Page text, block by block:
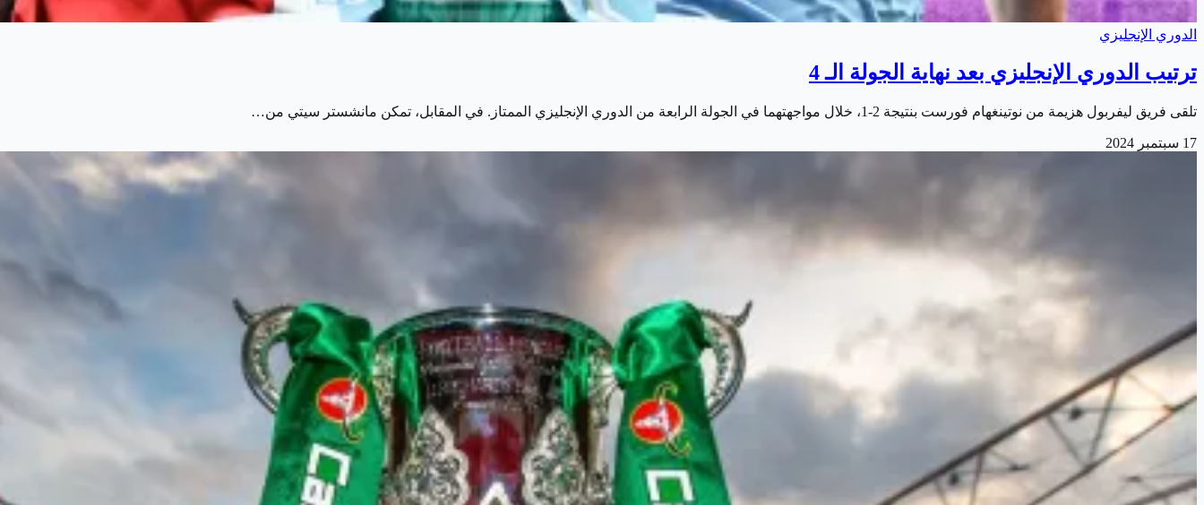
الدوري الإنجليزي
ترتيب الدوري الإنجليزي بعد نهاية الجولة الـ 4
تلقى فريق ليفربول هزيمة من نوتينغهام فورست بنتيجة 2-1، خلال مواجهتهما في الجولة الرابعة من الدوري الإنجليزي الممتاز. في المقابل، تمكن مانشستر سيتي من…
17 سبتمبر 2024